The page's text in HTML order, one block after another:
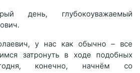
день, глубокоуважаемый
у нас как обычно – все
затронуть в ходе подобных
конечно, начнём со